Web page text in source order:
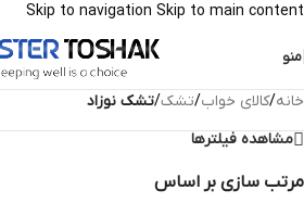
Skip to navigation Skip to main content
منو
خانه/کالای خواب/تشک/تشک نوزاد
مشاهده فیلترها
مرتب سازی بر اساس